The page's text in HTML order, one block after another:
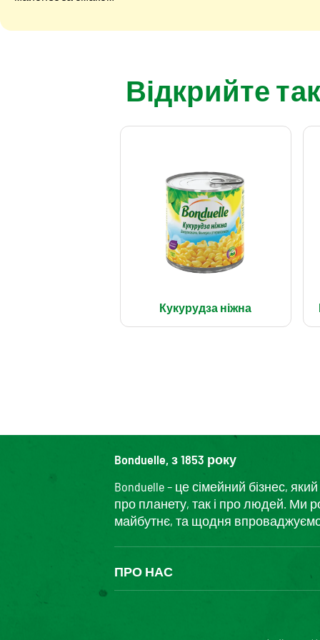
Відкрийте
Кукурудза ніжна
Bonduelle, з 1853 року
Bonduelle – це сімейний бізнес,
про планету, так і про людей. Ми
майбутнє, та щодня впроваджуємо
ПРО НАС